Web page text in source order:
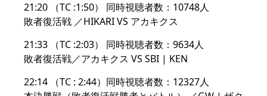
21:20 （TC :1:50） 同時視聴者数：10748人
敗者復活戦 ／HIKARI VS アカキクス
21:33 （TC :2:03） 同時視聴者数：9634人
敗者復活戦／アカキクス VS SBI | KEN
22:14 （TC : 2:44）同時視聴者数：12327人